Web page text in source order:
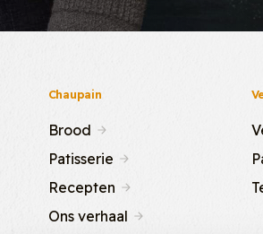
Chaupain
Brood
Patisserie
Recepten
Ons verhaal